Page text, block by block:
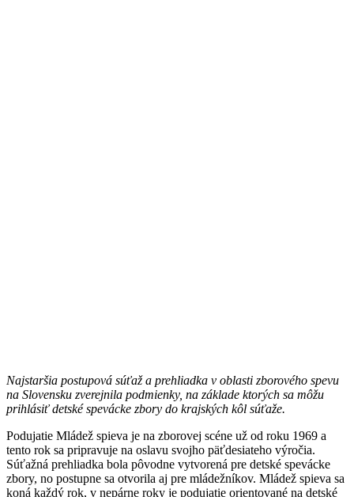
Najstaršia postupová súťaž a prehliadka v oblasti zborového spevu
na Slovensku zverejnila podmienky, na základe ktorých sa môžu
prihlásiť detské spevácke zbory do krajských kôl súťaže.
Podujatie Mládež spieva je na zborovej scéne už od roku 1969 a
tento rok sa pripravuje na oslavu svojho päťdesiateho výročia.
Súťažná prehliadka bola pôvodne vytvorená pre detské spevácke
zbory, no postupne sa otvorila aj pre mládežníkov. Mládež spieva sa
koná každý rok, v nepárne roky je podujatie orientované na detské